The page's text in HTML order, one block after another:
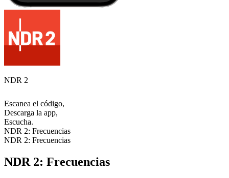
NDR 2
Escanea el código,
Descarga la app,
Escucha.
NDR 2: Frecuencias
NDR 2: Frecuencias
NDR 2: Frecuencias